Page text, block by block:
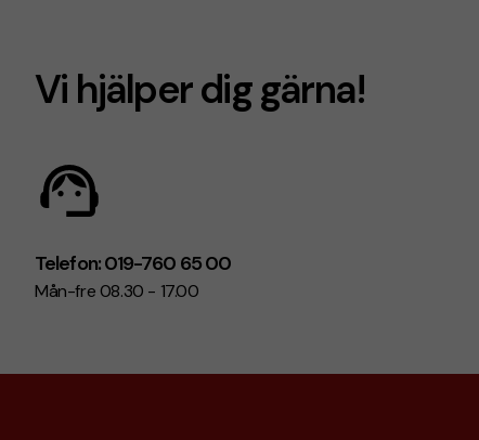
Vi hjälper dig gärna!
Telefon: 019-760 65 00
Mån-fre 08.30 - 17.00